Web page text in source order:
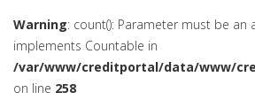
Warning: count(): Parameter must be
implements Countable in
/var/www/creditportal/data/www/
on line 258